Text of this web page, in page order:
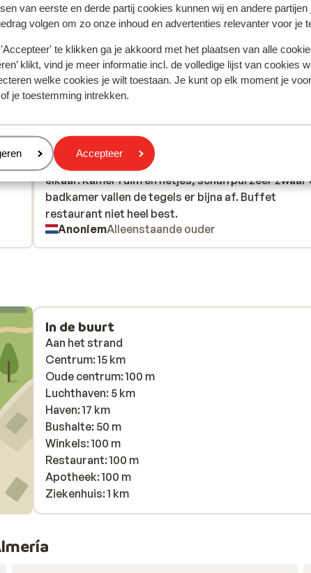
van eerste en derde partij cookies kunnen wij en andere partijen
volgen om zo onze inhoud en advertenties relevanter voor je
te klikken ga je akkoord met het plaatsen van alle
klikt, vind je meer informatie incl. de volledige lijst van cookies
welke cookies je wilt toestaan. Je kunt op elk moment je
je toestemming intrekken.
Accepteer
met ons product eerlijk weergeven.
6.0 Goed
2 weken
Zwembaden eerste 2 dagen net een jacuzzi,
stuk kouder. Kinderbad en glijbanen vallen wel
elkaar. Kamer ruim en netjes, schuifpui zeer zwaar
badkamer vallen de tegels er bijna af. Buffet
restaurant niet heel best.
Zwembaden eerste 2 dagen net een jacuzzi,
stuk kouder. Kinderbad en glijbanen vallen wel
elkaar. Kamer ruim en netjes, schuifpui zeer zwaar
badkamer vallen de tegels er bijna af. Buffet
restaurant niet heel best.
AnoniemAlleenstaande ouder
In de buurt
Aan het strand
Centrum: 15 km
Oude centrum: 100 m
Luchthaven: 5 km
Haven: 17 km
Bushalte: 50 m
Winkels: 100 m
Restaurant: 100 m
Apotheek: 100 m
Ziekenhuis: 1 km